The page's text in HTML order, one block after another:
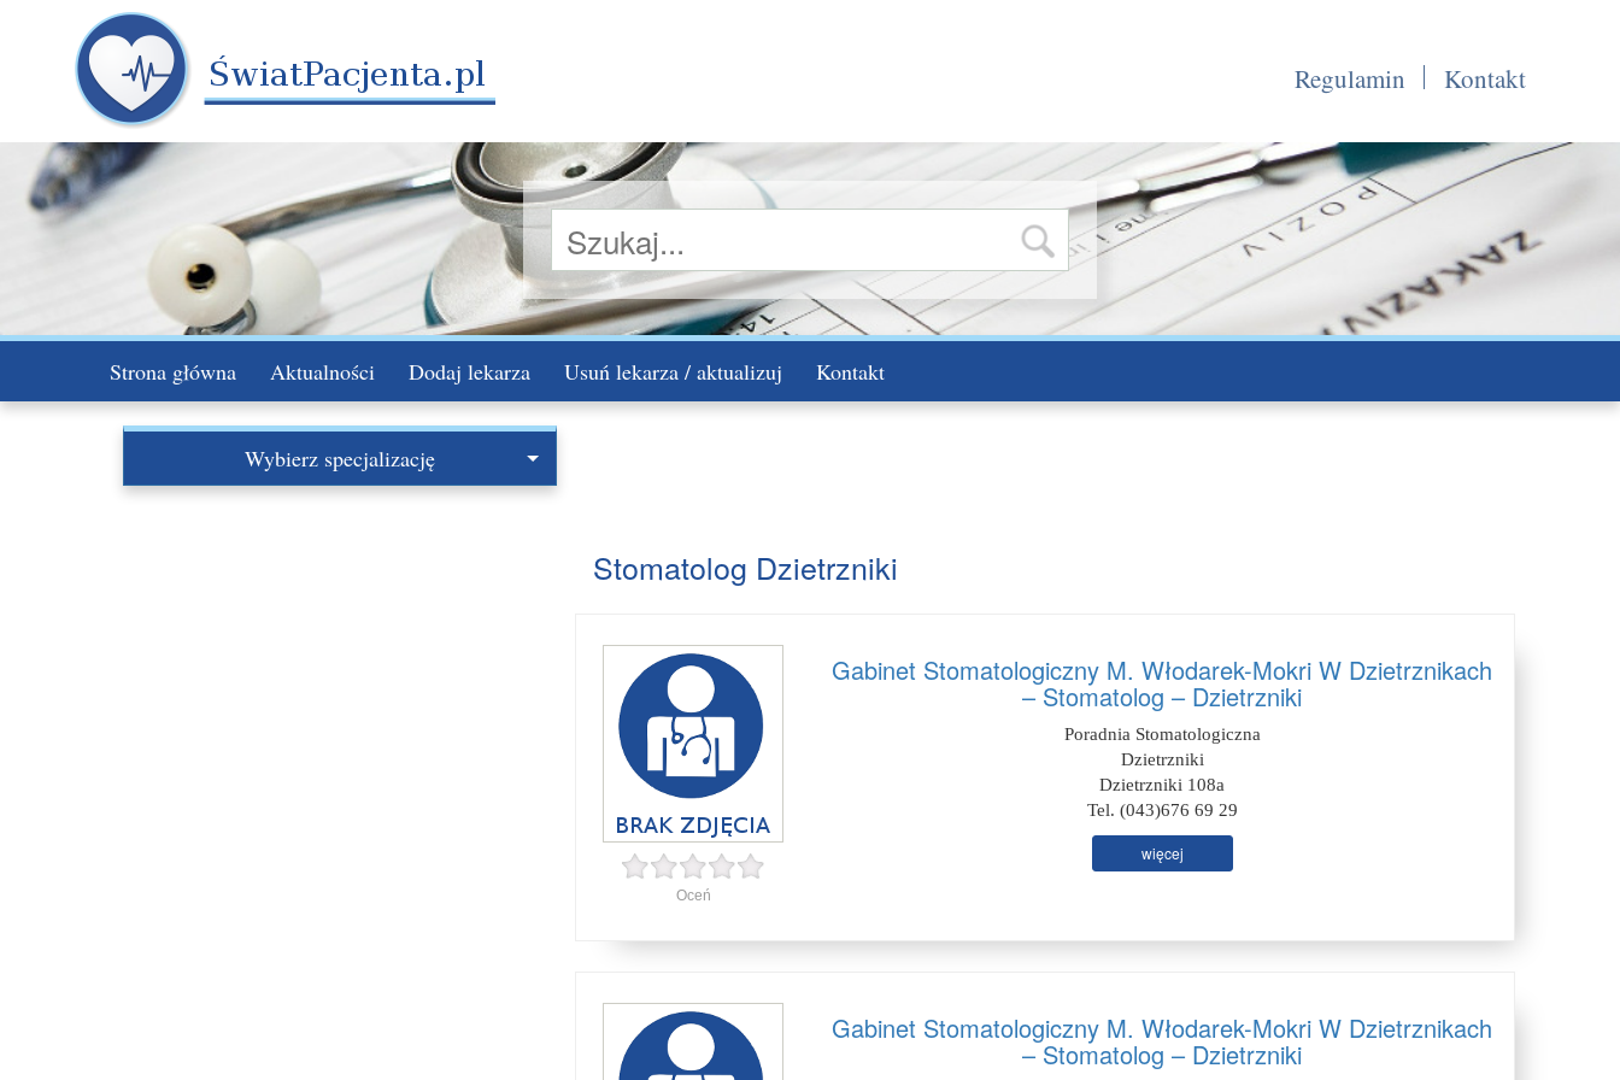
Regulamin Kontakt
Strona główna Aktualności Dodaj lekarza Usuń lekarza / aktualizuj Kontakt
Wybierz specjalizację
Stomatolog Dzietrzniki
Oceń
Gabinet Stomatologiczny M. Włodarek-Mokri W Dzietrznikach
– Stomatolog – Dzietrzniki
Poradnia Stomatologiczna
Dzietrzniki
Dzietrzniki 108a
Tel. (043)676 69 29
więcej
Gabinet Stomatologiczny M. Włodarek-Mokri W Dzietrznikach
– Stomatolog – Dzietrzniki